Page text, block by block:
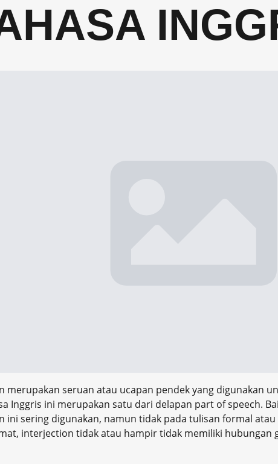
merupakan seruan atau ucapan pendek yang digunakan
Inggris ini merupakan satu dari delapan part of speech.
ini sering digunakan, namun tidak pada tulisan formal atau
interjection tidak atau hampir tidak memiliki hubungan